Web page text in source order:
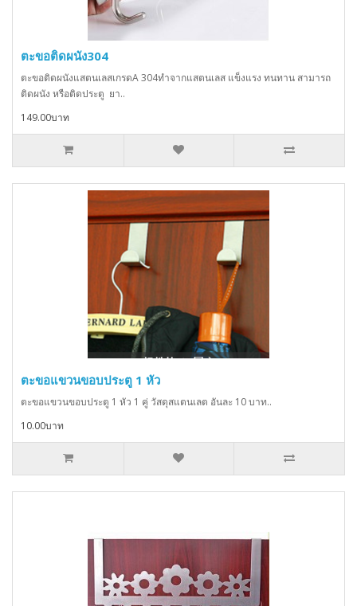
ตะขอติดผนัง304
ตะขอติดผนังแสตนเลสเกรดA 304ทำจากแสตนเลส แข็งแรง ทนทาน สามารถ
ติดผนัง หรือติดประตู ยา..
149.00บาท
ตะขอแขวนขอบประตู 1 หัว
ตะขอแขวนขอบประตู 1 หัว 1 คู่ วัสดุสแตนเลต อันละ 10 บาท..
10.00บาท